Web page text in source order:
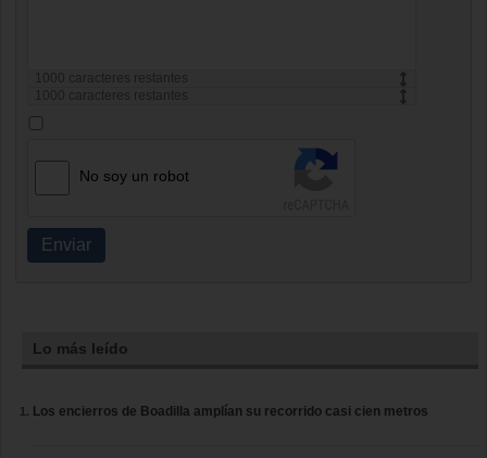
caracteres restantes
caracteres restantes
No soy un robot
Enviar
Lo más leído
Los encierros de Boadilla amplían su recorrido casi cien metros